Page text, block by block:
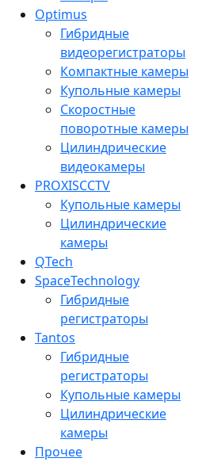
Optimus
Гибридные
видеорегистраторы
Компактные камеры
Купольные камеры
Скоростные
поворотные камеры
Цилиндрические
видеокамеры
PROXISCCTV
Купольные камеры
Цилиндрические
камеры
QTech
SpaceTechnology
Гибридные
регистраторы
Tantos
Гибридные
регистраторы
Купольные камеры
Цилиндрические
камеры
Прочее